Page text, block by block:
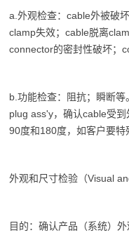
a.外观检查：cable外被破
clamp失效；cable脱离
connector的密封性破坏；
b.功能检查：阻抗；瞬断
plug ass'y，确认cable受
90度和180度，如客户要特
外观和尺寸检验（Visual
目的：确认产品（系统）外